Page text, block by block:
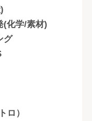
(化学/素材)
グ
ロ）